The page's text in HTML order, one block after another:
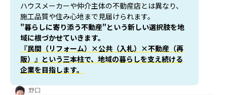
ハウスメーカーや仲介主体の不動産店とは異なり、
施工品質や住み心地まで見届けられます。
"暮らしに寄り添う不動産"という新しい選択肢を地
域に根づかせていきます。
『民間（リフォーム）×公共（入札）×不動産（再
販）』という三本柱で、地域の暮らしを支え続ける
企業を目指します。
野口